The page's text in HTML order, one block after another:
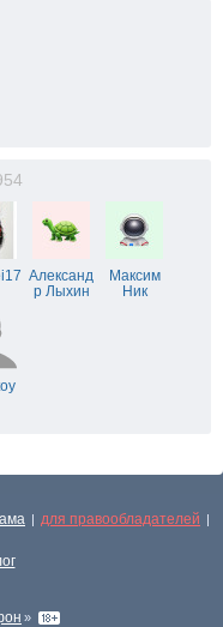
Александ
р Лыхин
Максим
Ник
| для правообладателей |
»